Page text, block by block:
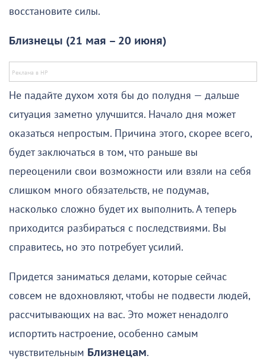
восстановите силы.
Близнецы (21 мая – 20 июня)
Не падайте духом хотя бы до полудня — дальше
ситуация заметно улучшится. Начало дня может
оказаться непростым. Причина этого, скорее всего,
будет заключаться в том, что раньше вы
переоценили свои возможности или взяли на себя
слишком много обязательств, не подумав,
насколько сложно будет их выполнить. А теперь
приходится разбираться с последствиями. Вы
справитесь, но это потребует усилий.
Придется заниматься делами, которые сейчас
совсем не вдохновляют, чтобы не подвести людей,
рассчитывающих на вас. Это может ненадолго
испортить настроение, особенно самым
чувствительным Близнецам.